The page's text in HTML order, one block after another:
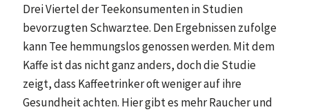
Drei Viertel der Teekonsumenten in Studien
bevorzugten Schwarztee. Den Ergebnissen zufolge
kann Tee hemmungslos genossen werden. Mit dem
Kaffe ist das nicht ganz anders, doch die Studie
zeigt, dass Kaffeetrinker oft weniger auf ihre
Gesundheit achten. Hier gibt es mehr Raucher und